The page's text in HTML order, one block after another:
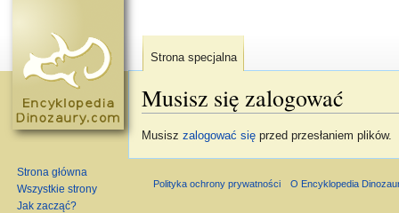
Musisz się zalogować
Musiszzalogować się przed przesłaniem plików.
Strona specjalna
Strona główna
Wszystkie strony
Jak zacząć?
Polityka ochrony prywatności O Encyklopedia